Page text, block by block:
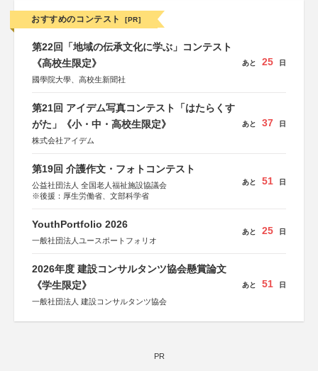
おすすめのコンテスト [PR]
第22回「地域の伝承文化に学ぶ」コンテスト
《高校生限定》
國學院大學、高校生新聞社
あと 25 日
第21回 アイデム写真コンテスト「はたらくす
がた」《小・中・高校生限定》
株式会社アイデム
あと 37 日
第19回 介護作文・フォトコンテスト
公益社団法人 全国老人福祉施設協議会
※後援：厚生労働省、文部科学省
あと 51 日
YouthPortfolio 2026
一般社団法人ユースポートフォリオ
あと 25 日
2026年度 建設コンサルタンツ協会懸賞論文
《学生限定》
一般社団法人 建設コンサルタンツ協会
あと 51 日
PR